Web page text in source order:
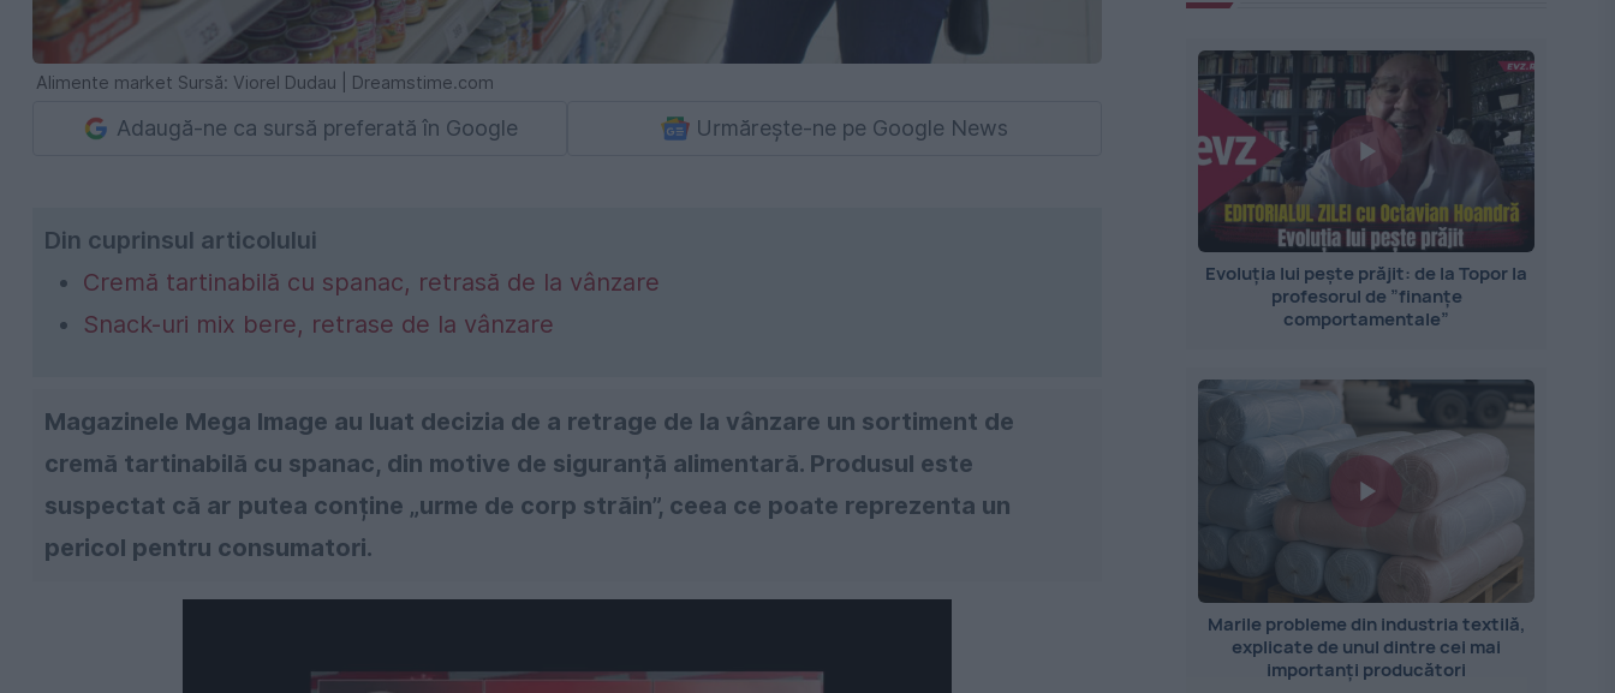
Alimente market Sursă: Viorel Dudau | Dreamstime.com
Adaugă-ne ca sursă preferată în Google Urmărește-ne pe Google News
Din cuprinsul articolului
Cremă tartinabilă cu spanac, retrasă de la vânzare
Snack-uri mix bere, retrase de la vânzare
Magazinele Mega Image au luat decizia de a retrage de la vânzare un sortiment de
cremă tartinabilă cu spanac, din motive de siguranță alimentară. Produsul este
suspectat că ar putea conține „urme de corp străin”, ceea ce poate reprezenta un
pericol pentru consumatori.
Evoluția lui pește prăjit: de la Topor la
profesorul de ”finanțe
comportamentale”
Marile probleme din industria textilă,
explicate de unul dintre cei mai
importanți producători